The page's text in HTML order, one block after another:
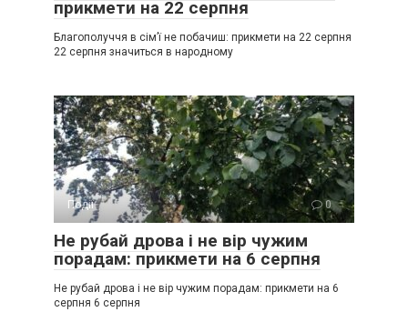
прикмети на 22 серпня
Благополуччя в сім’ї не побачиш: прикмети на 22 серпня
22 серпня значиться в народному
Події 0
Не рубай дрова і не вір чужим
порадам: прикмети на 6 серпня
Не рубай дрова і не вір чужим порадам: прикмети на 6
серпня 6 серпня